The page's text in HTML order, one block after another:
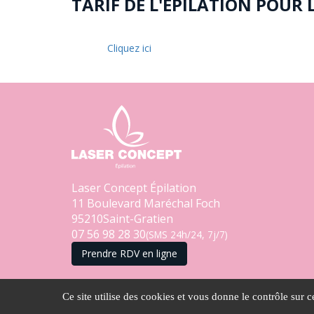
Cliquez ici
Laser Concept Épilation
11 Boulevard Maréchal Foch
95210Saint-Gratien
07 56 98 28 30(SMS 24h/24, 7j/7)
Prendre RDV en ligne
Ce site utilise des cookies et vous donne le contrôle sur